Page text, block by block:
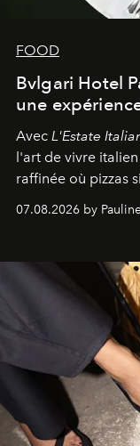
FOOD
Bvlgari Hotel
une
Avec L'Estate
l'art de vivre
raffinée où pizzas
07.08.2026 by